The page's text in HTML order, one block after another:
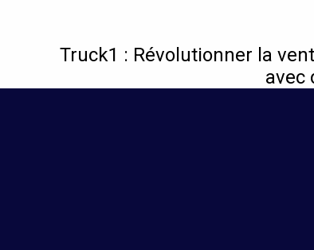
Truck1 : Révolutionner la
avec